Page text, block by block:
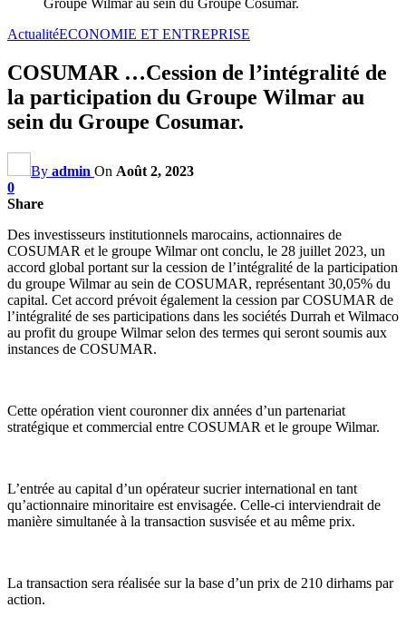
Groupe Wilmar au sein du Groupe Cosumar.
ActualitéECONOMIE ET ENTREPRISE
COSUMAR …Cession de l’intégralité de
la participation du Groupe Wilmar au
sein du Groupe Cosumar.
By admin On Août 2, 2023
0
Share
Des investisseurs institutionnels marocains, actionnaires de
COSUMAR et le groupe Wilmar ont conclu, le 28 juillet 2023, un
accord global portant sur la cession de l’intégralité de la participation
du groupe Wilmar au sein de COSUMAR, représentant 30,05% du
capital. Cet accord prévoit également la cession par COSUMAR de
l’intégralité de ses participations dans les sociétés Durrah et Wilmaco
au profit du groupe Wilmar selon des termes qui seront soumis aux
instances de COSUMAR.
Cette opération vient couronner dix années d’un partenariat
stratégique et commercial entre COSUMAR et le groupe Wilmar.
L’entrée au capital d’un opérateur sucrier international en tant
qu’actionnaire minoritaire est envisagée. Celle-ci interviendrait de
manière simultanée à la transaction susvisée et au même prix.
La transaction sera réalisée sur la base d’un prix de 210 dirhams par
action.